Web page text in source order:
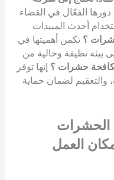
الفعّال في القضاء
أحدث المبيدات
؟ تكمن أهميتها في
بيئة نظيفة وخالية من
حشرات ؟ إنها توفر
والتعقيم لضمان حماية
الحشرات
العمل